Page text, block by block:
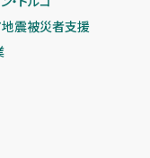
ザ地区における被
地震被災者支援